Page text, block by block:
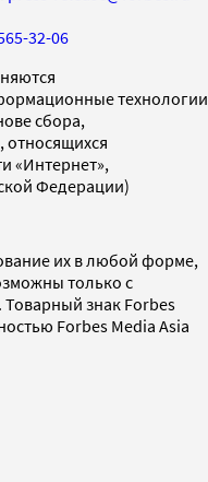
32-06
технологии
сбора,
относящихся
«Интернет»,
Федерации)
их в любой форме,
только с
знак Forbes
Forbes Media Asia